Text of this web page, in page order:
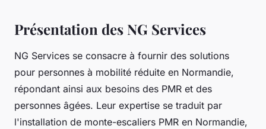
Présentation des NG Services
NG Services se consacre à fournir des solutions
pour personnes à mobilité réduite en Normandie,
répondant ainsi aux besoins des PMR et des
personnes âgées. Leur expertise se traduit par
l'installation de monte-escaliers PMR en Normandie,